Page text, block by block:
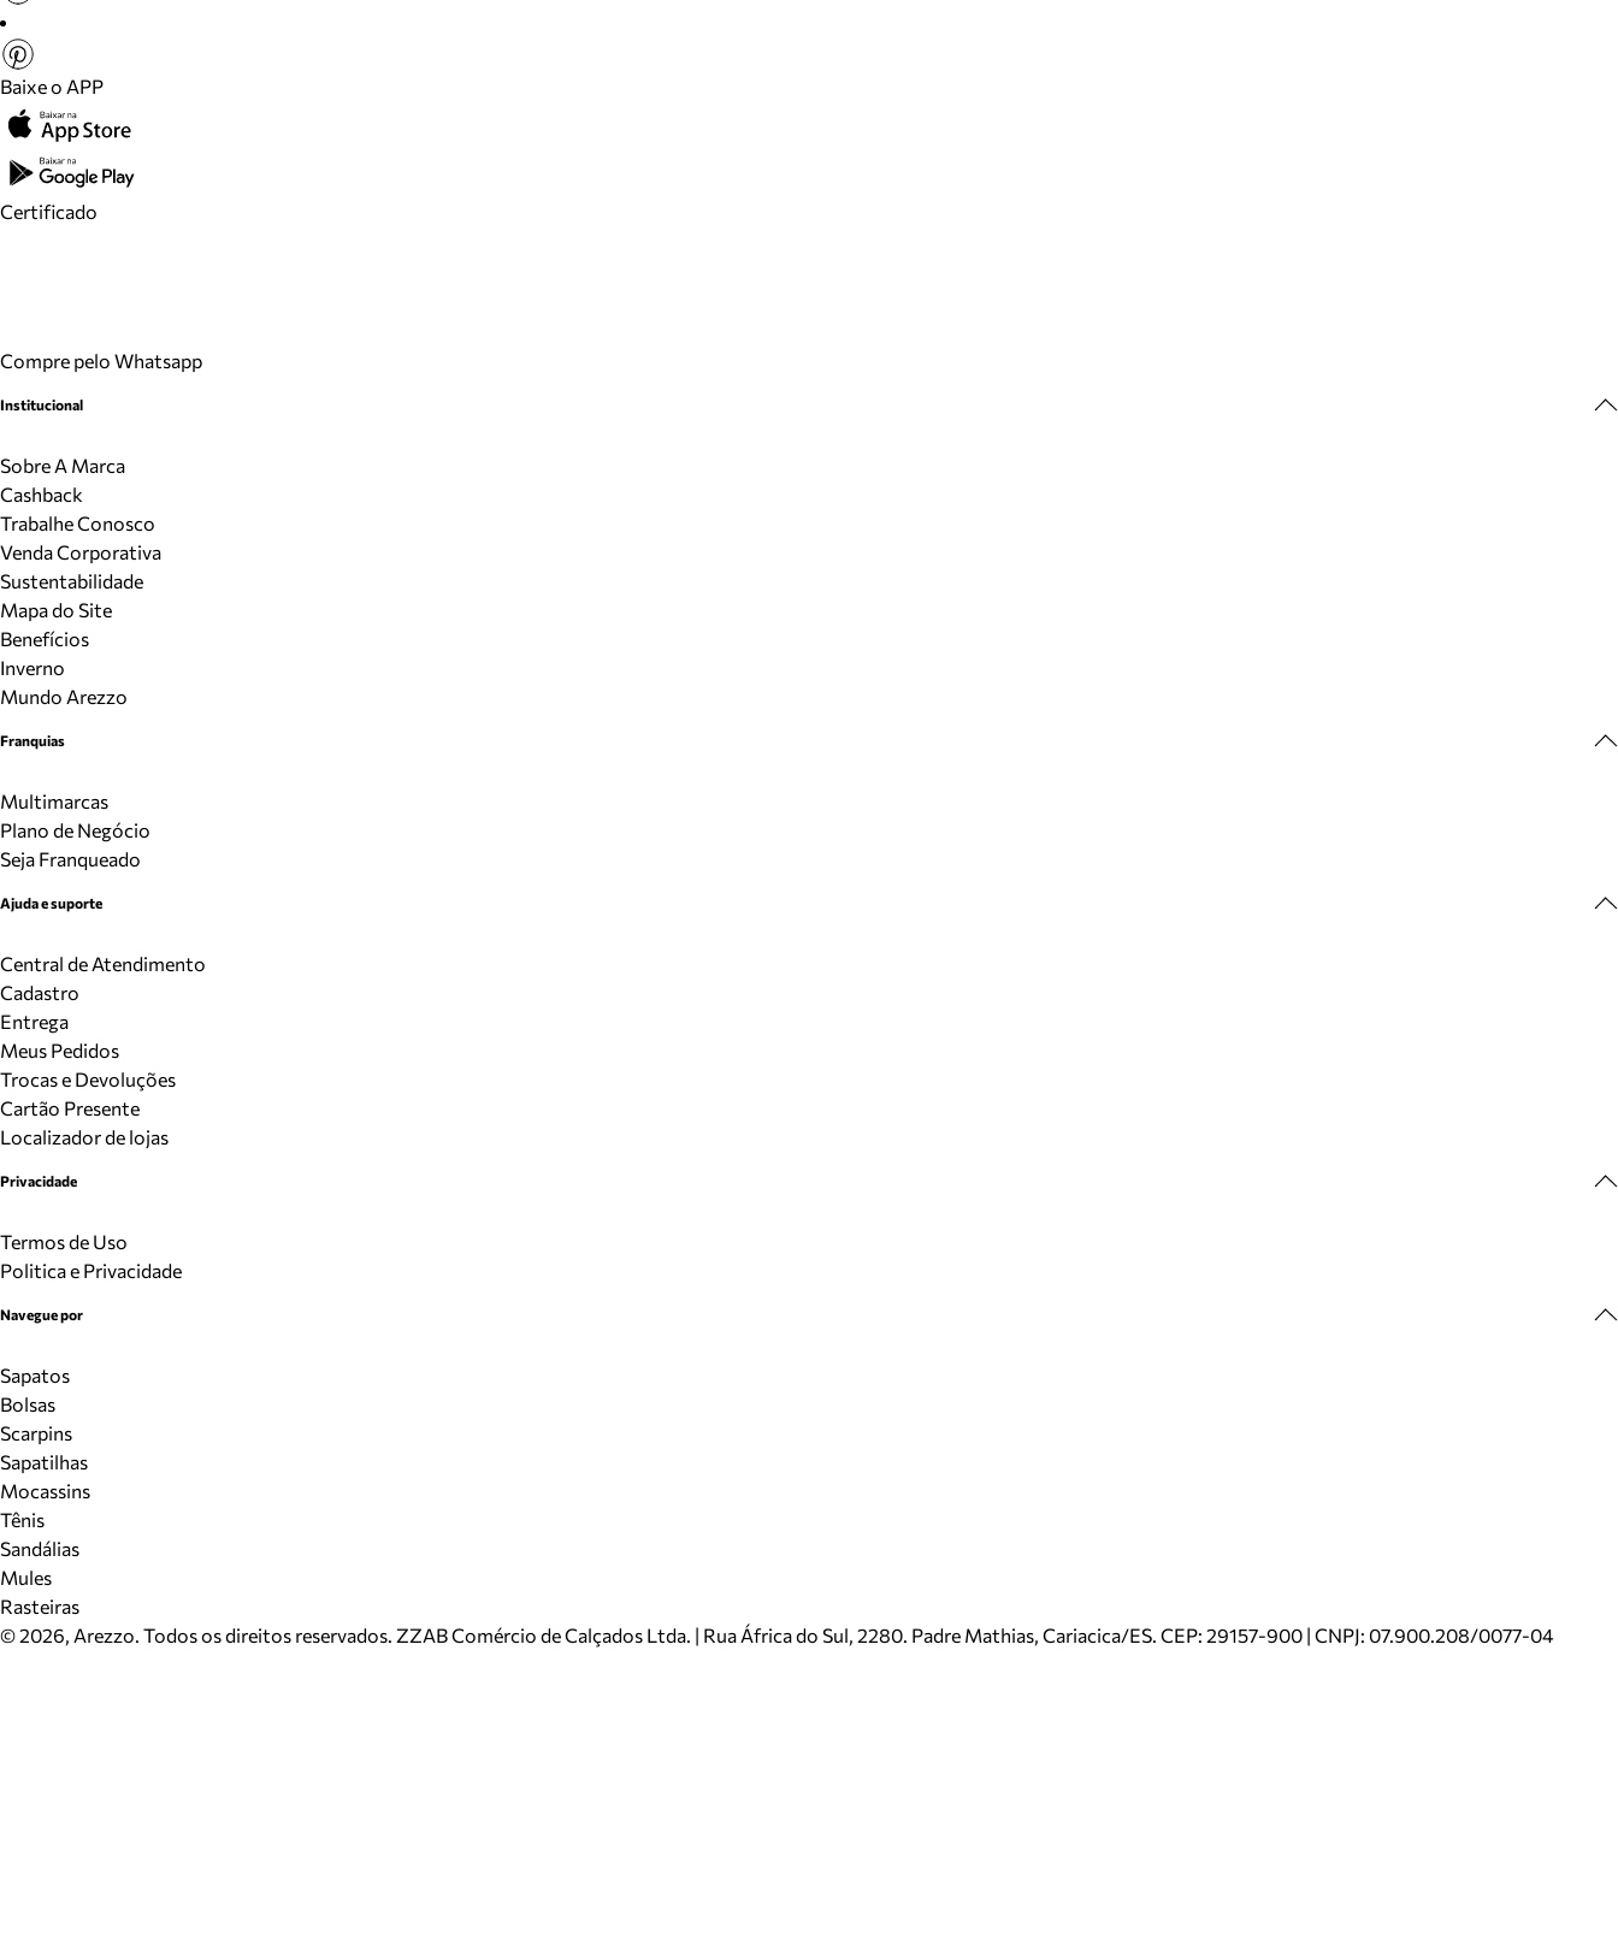
Baixe o APP
Certificado
Compre pelo Whatsapp
Institucional
Sobre A Marca
Cashback
Trabalhe Conosco
Venda Corporativa
Sustentabilidade
Mapa do Site
Benefícios
Inverno
Mundo Arezzo
Franquias
Multimarcas
Plano de Negócio
Seja Franqueado
Ajuda e suporte
Central de Atendimento
Cadastro
Entrega
Meus Pedidos
Trocas e Devoluções
Cartão Presente
Localizador de lojas
Privacidade
Termos de Uso
Politica e Privacidade
Navegue por
Sapatos
Bolsas
Scarpins
Sapatilhas
Mocassins
Tênis
Sandálias
Mules
Rasteiras
©2026, Arezzo. Todos os direitos reservados. ZZAB Comércio de Calçados Ltda. | Rua África do Sul, 2280. Padre Mathias, Cariacica/ES. CEP: 29157-900 | CNPJ: 07.900.208/0077-04